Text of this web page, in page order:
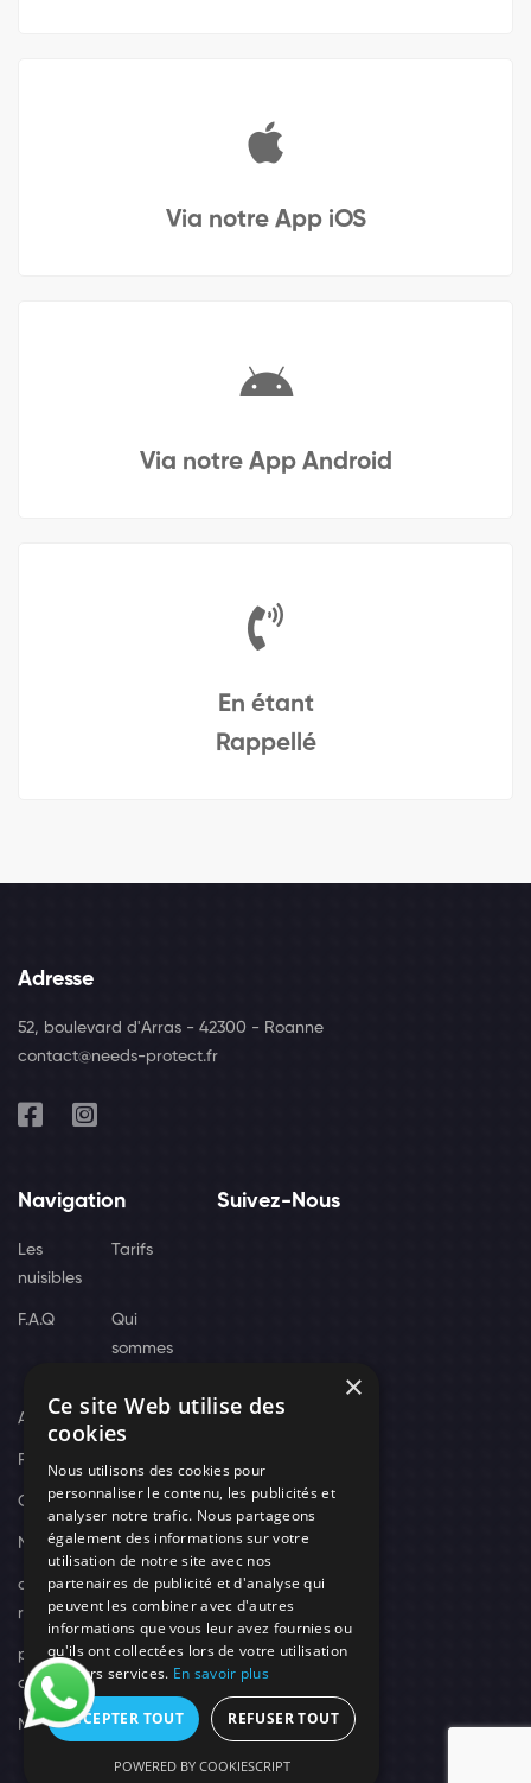
Via notre App iOS
Via notre App Android
En étant
Rappellé
Adresse
52, boulevard d'Arras - 42300 - Roanne
contact@needs-protect.fr
Navigation
Les
nuisibles
Tarifs
F.A.Q
Qui
sommes
Actus
Recrutement
Contact
Nos techniciens
campagne-
recrutement
politique de
confidentialité
Mentions légales
Suivez-Nous
×
Ce site Web utilise des
cookies
Nous utilisons des cookies pour
personnaliser le contenu, les publicités et
analyser notre trafic. Nous partageons
également des informations sur votre
utilisation de notre site avec nos
partenaires de publicité et d'analyse qui
peuvent les combiner avec d'autres
informations que vous leur avez fournies ou
qu'ils ont collectées lors de votre utilisation
de leurs services. En savoir plus
ACCEPTER TOUT REFUSER TOUT
POWERED BY COOKIESCRIPT